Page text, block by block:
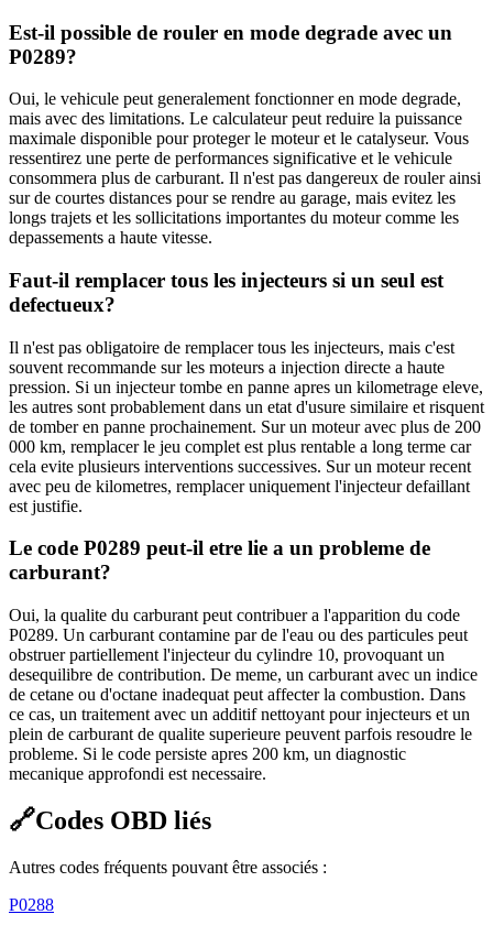
Est-il possible de rouler en mode degrade avec un
P0289?
Oui, le vehicule peut generalement fonctionner en mode degrade,
mais avec des limitations. Le calculateur peut reduire la puissance
maximale disponible pour proteger le moteur et le catalyseur. Vous
ressentirez une perte de performances significative et le vehicule
consommera plus de carburant. Il n'est pas dangereux de rouler ainsi
sur de courtes distances pour se rendre au garage, mais evitez les
longs trajets et les sollicitations importantes du moteur comme les
depassements a haute vitesse.
Faut-il remplacer tous les injecteurs si un seul est
defectueux?
Il n'est pas obligatoire de remplacer tous les injecteurs, mais c'est
souvent recommande sur les moteurs a injection directe a haute
pression. Si un injecteur tombe en panne apres un kilometrage eleve,
les autres sont probablement dans un etat d'usure similaire et risquent
de tomber en panne prochainement. Sur un moteur avec plus de 200
000 km, remplacer le jeu complet est plus rentable a long terme car
cela evite plusieurs interventions successives. Sur un moteur recent
avec peu de kilometres, remplacer uniquement l'injecteur defaillant
est justifie.
Le code P0289 peut-il etre lie a un probleme de
carburant?
Oui, la qualite du carburant peut contribuer a l'apparition du code
P0289. Un carburant contamine par de l'eau ou des particules peut
obstruer partiellement l'injecteur du cylindre 10, provoquant un
desequilibre de contribution. De meme, un carburant avec un indice
de cetane ou d'octane inadequat peut affecter la combustion. Dans
ce cas, un traitement avec un additif nettoyant pour injecteurs et un
plein de carburant de qualite superieure peuvent parfois resoudre le
probleme. Si le code persiste apres 200 km, un diagnostic
mecanique approfondi est necessaire.
🔗Codes OBD liés
Autres codes fréquents pouvant être associés :
P0288